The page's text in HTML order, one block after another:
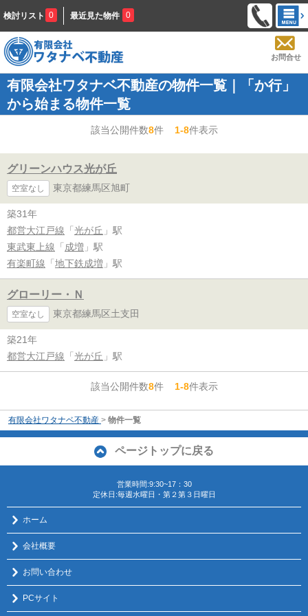
検討リスト 0 最近見た物件 0
お問合せ
有限会社ワタナベ不動産の物件一覧｜「か行」
から始まる物件一覧
該当公開件数8件1-8件表示
グリーンハウス光が丘
空室なし 東京都練馬区旭町
築31年
都営大江戸線 「 光が丘 」駅
東武東上線 「 成増 」駅
有楽町線 「 地下鉄成増 」駅
グローリー・Ｎ
空室なし 東京都練馬区土支田
築21年
都営大江戸線 「 光が丘 」駅
該当公開件数8件1-8件表示
有限会社ワタナベ不動産 > 物件一覧
ページトップに戻る
営業時間:9:30~17：30
定休日:毎週水曜日・第２第３日曜日
ホーム
会社概要
お問い合わせ
PCサイト